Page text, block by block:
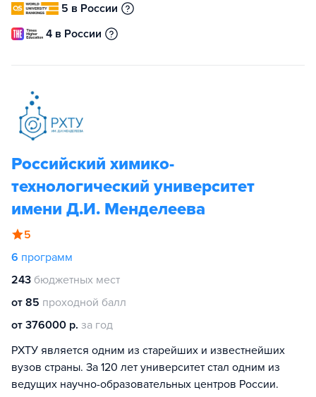
5 в России
4 в России
Российский химико-
технологический университет
имени Д.И. Менделеева
5
6 программ
243 бюджетных мест
от 85 проходной балл
от 376000 р. за год
РХТУ является одним из старейших и известнейших
вузов страны. За 120 лет университет стал одним из
ведущих научно-образовательных центров России.